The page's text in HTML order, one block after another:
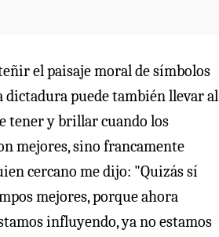
el paisaje moral de símbolos
dictadura puede también llevar al
tener y brillar cuando los
mejores, sino francamente
cercano me dijo: "Quizás sí
mejores, porque ahora
influyendo, ya no estamos